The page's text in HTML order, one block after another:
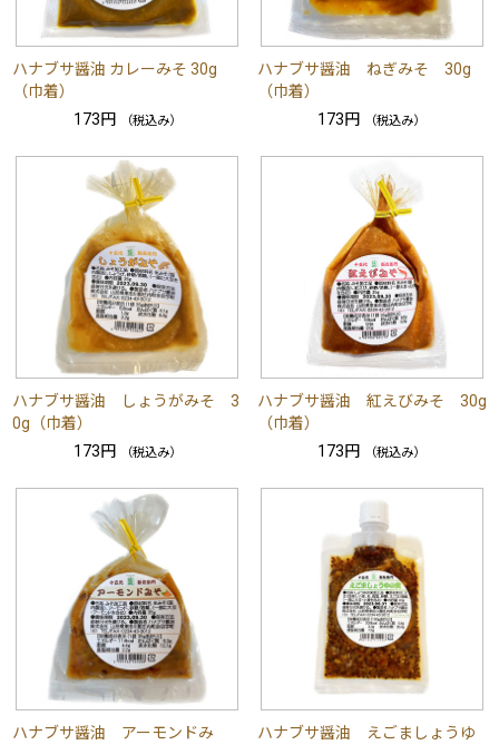
ハナブサ醤油 カレーみそ 30g
（巾着）
173円
（税込み）
ハナブサ醤油 ねぎみそ 30g
（巾着）
173円
（税込み）
ハナブサ醤油 しょうがみそ 3
0g（巾着）
173円
（税込み）
ハナブサ醤油 紅えびみそ 30g
（巾着）
173円
（税込み）
ハナブサ醤油 アーモンドみ
ハナブサ醤油 えごましょうゆ